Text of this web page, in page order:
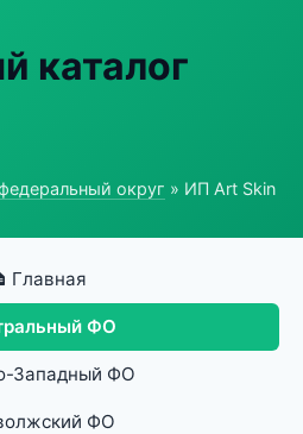
каталог
округ » ИП Art Skin
Главная
ФО
Западный ФО
ФО